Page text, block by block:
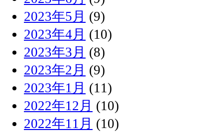
2023年5月 (9)
2023年4月 (10)
2023年3月 (8)
2023年2月 (9)
2023年1月 (11)
2022年12月 (10)
2022年11月 (10)